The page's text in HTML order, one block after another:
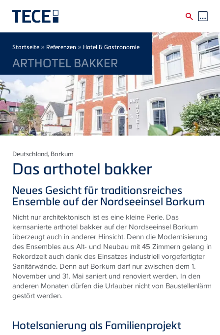
Breadcrumb
Startseite » Referenzen » Hotel & Gastronomie
ARTHOTEL BAKKER
Deutschland, Borkum
Das arthotel bakker
Neues Gesicht für traditionsreiches
Ensemble auf der Nordseeinsel Borkum
Nicht nur architektonisch ist es eine kleine Perle. Das
kernsanierte arthotel bakker auf der Nordseeinsel Borkum
überzeugt auch in anderer Hinsicht. Denn die Modernisierung
des Ensembles aus Alt- und Neubau mit 45 Zimmern gelang in
Rekordzeit auch dank des Einsatzes industriell vorgefertigter
Sanitärwände. Denn auf Borkum darf nur zwischen dem 1.
November und 31. Mai saniert und renoviert werden. In den
anderen Monaten dürfen die Urlauber nicht von Baustellenlärm
gestört werden.
Hotelsanierung als Familienprojekt